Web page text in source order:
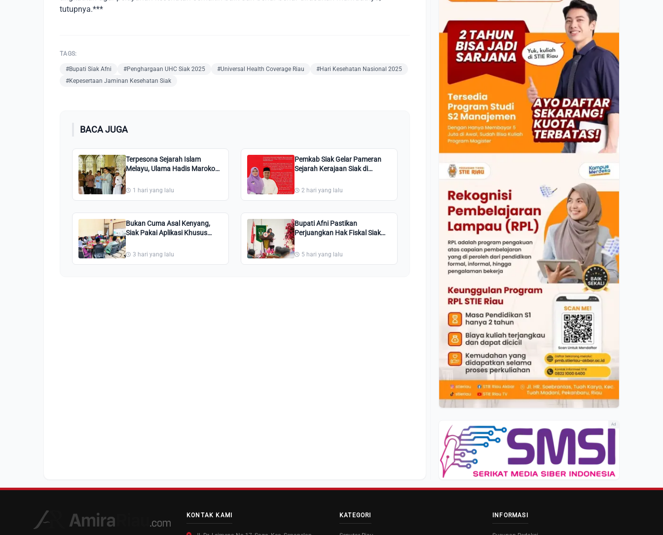
tutupnya.***
TAGS:
#Bupati Siak Afni #Penghargaan UHC Siak 2025 #Universal Health Coverage Riau
#Hari Kesehatan Nasional 2025
#Kepesertaan Jaminan Kesehatan Siak
BACA JUGA
Terpesona Sejarah Islam
Melayu, Ulama Hadis Maroko
Siak bagi Indonesia
1 hari yang lalu
Pemkab Siak Gelar Pameran
Sejarah Kerajaan Siak di
2 hari yang lalu
Bukan Cuma Asal Kenyang,
Siak Pakai Aplikasi Khusus
dan Segar!
3 hari yang lalu
Bupati Afni Pastikan
Perjuangkan Hak Fiskal Siak
5 hari yang lalu
Ad
KONTAK KAMI KATEGORI INFORMASI